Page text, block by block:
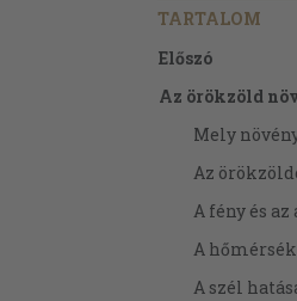
TARTALOM
Előszó
Az örökzöld
Mely
Az
A fény és
A
A szél